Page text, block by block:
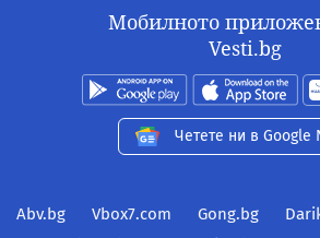
Мобилното
Vesti.bg
Четете ни в Google
Abv.bg Vbox7.com Gong.bg